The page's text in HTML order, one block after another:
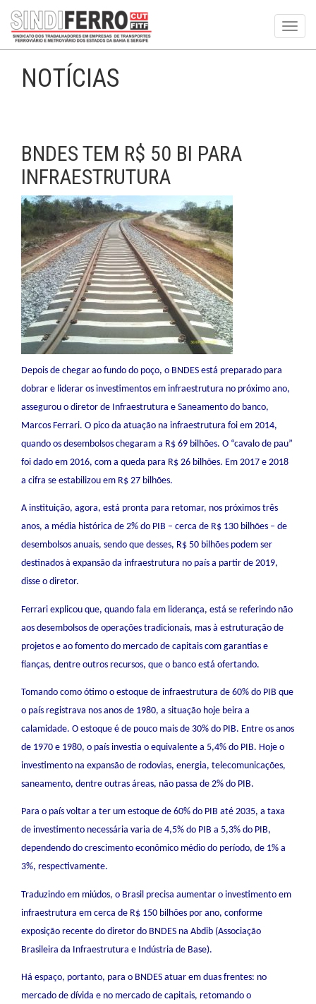
NOTÍCIAS
BNDES TEM R$ 50 BI PARA
INFRAESTRUTURA
Depois de chegar ao fundo do poço, o BNDES está preparado para
dobrar e liderar os investimentos em infraestrutura no próximo ano,
assegurou o diretor de Infraestrutura e Saneamento do banco,
Marcos Ferrari. O pico da atuação na infraestrutura foi em 2014,
quando os desembolsos chegaram a R$ 69 bilhões. O “cavalo de pau”
foi dado em 2016, com a queda para R$ 26 bilhões. Em 2017 e 2018
a cifra se estabilizou em R$ 27 bilhões.
A instituição, agora, está pronta para retomar, nos próximos três
anos, a média histórica de 2% do PIB – cerca de R$ 130 bilhões – de
desembolsos anuais, sendo que desses, R$ 50 bilhões podem ser
destinados à expansão da infraestrutura no país a partir de 2019,
disse o diretor.
Ferrari explicou que, quando fala em liderança, está se referindo não
aos desembolsos de operações tradicionais, mas à estruturação de
projetos e ao fomento do mercado de capitais com garantias e
fianças, dentre outros recursos, que o banco está ofertando.
Tomando como ótimo o estoque de infraestrutura de 60% do PIB que
o país registrava nos anos de 1980, a situação hoje beira a
calamidade. O estoque é de pouco mais de 30% do PIB. Entre os anos
de 1970 e 1980, o país investia o equivalente a 5,4% do PIB. Hoje o
investimento na expansão de rodovias, energia, telecomunicações,
saneamento, dentre outras áreas, não passa de 2% do PIB.
Para o país voltar a ter um estoque de 60% do PIB até 2035, a taxa
de investimento necessária varia de 4,5% do PIB a 5,3% do PIB,
dependendo do crescimento econômico médio do período, de 1% a
3%, respectivamente.
Traduzindo em miúdos, o Brasil precisa aumentar o investimento em
infraestrutura em cerca de R$ 150 bilhões por ano, conforme
exposição recente do diretor do BNDES na Abdib (Associação
Brasileira da Infraestrutura e Indústria de Base).
Há espaço, portanto, para o BNDES atuar em duas frentes: no
mercado de dívida e no mercado de capitais, retomando o